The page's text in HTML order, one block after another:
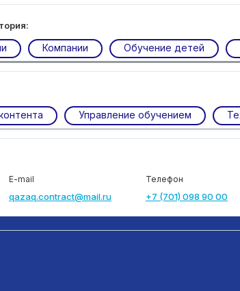
Компании Обучение детей
Управление обучением
E-mail
qazaq.contract@mail.ru
Телефон
+7 (701) 098 90 00